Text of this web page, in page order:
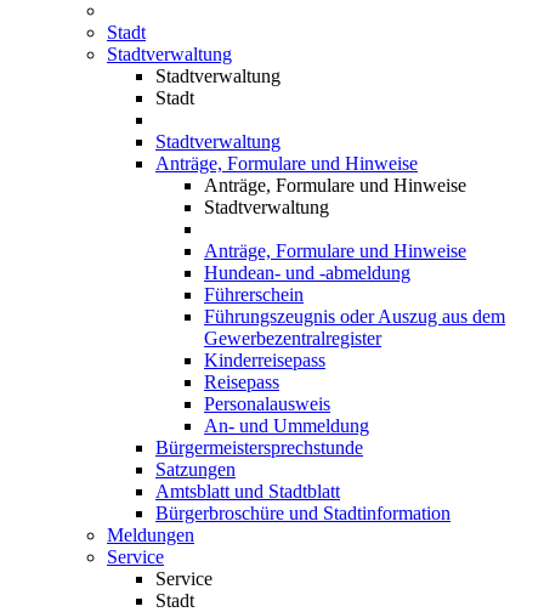
Stadt
Stadtverwaltung
Stadtverwaltung
Stadt
Stadtverwaltung
Anträge, Formulare und Hinweise
Anträge, Formulare und Hinweise
Stadtverwaltung
Anträge, Formulare und Hinweise
Hundean- und -abmeldung
Führerschein
Führungszeugnis oder Auszug aus dem
Gewerbezentralregister
Kinderreisepass
Reisepass
Personalausweis
An- und Ummeldung
Bürgermeistersprechstunde
Satzungen
Amtsblatt und Stadtblatt
Bürgerbroschüre und Stadtinformation
Meldungen
Service
Service
Stadt